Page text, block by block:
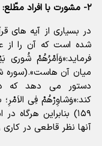
۲- مشورت با افراد مطّلع:
در بسیاری از آیه های
شده است که آن را از
فرماید:«وَاَمْرُهُمْ
دستور می دهد که
کند:«وَشاوِرْهُمْ فِی
۱۵۹) بنابراین هرگاه
آنها نظر قاطعی در کاری